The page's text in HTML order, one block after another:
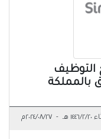
بالمملكة
٢٠ هـ - ٢٠٢٤/٠٨/٢٧م